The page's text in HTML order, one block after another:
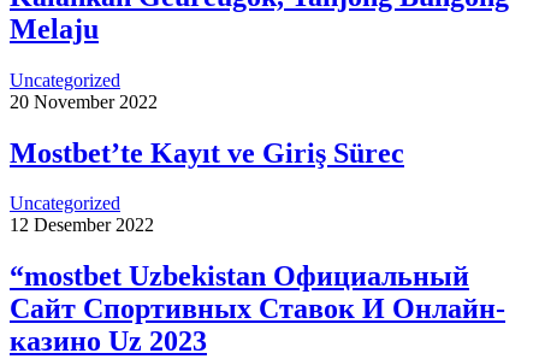
Melaju
Uncategorized
20 November 2022
Mostbet’te Kayıt ve Giriş Sürec
Uncategorized
12 Desember 2022
“mostbet Uzbekistan Официальный
Сайт Спортивных Ставок И Онлайн-
казино Uz 2023